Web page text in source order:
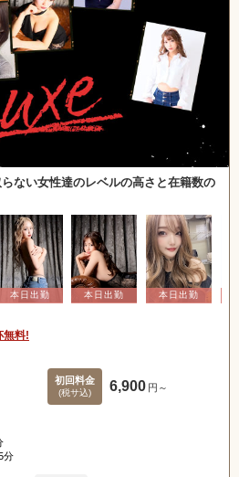
ない女性達のレベルの高さと在籍数の
無料!
初回料金
(税サ込) 6,900 円～
分